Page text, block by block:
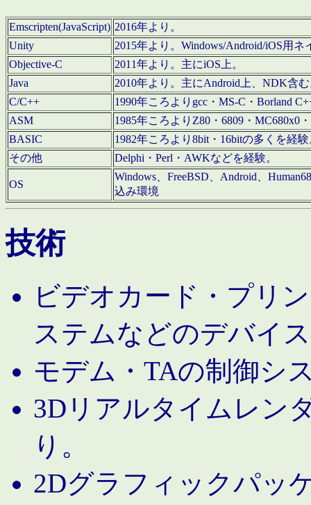
Emscripten(JavaScript) 2016年より。
Unity
2015年より。Windows/Android/iOS用
Objective-C
2011年より。主にiOS上。
Java
2010年より。主にAndroid上、NDK含
C/C++
1990年ころよりgcc・MS-C・Borland
ASM
1985年ころよりZ80・6809・MC680x0
BASIC
1982年ころより8bit・16bitの多くを経
その他
Delphi・Perl・AWKなどを経験。
OS
Windows、FreeBSD、Android、
込み環境
技術
ビデオカード・プリ
ステムなどのデバイ
モデム・TAの制御シ
3Dリアルタイムレン
り。
2Dグラフィックパッ